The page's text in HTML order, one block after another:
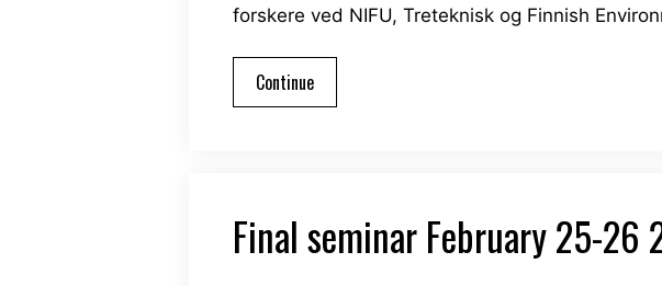
forskere ved NIFU, Treteknisk og Finnish
Continue
Final seminar February 25-26